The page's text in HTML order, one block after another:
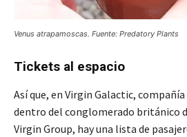
Venus atrapamoscas. Fuente: Predatory Plants
Tickets al espacio
Así que, en Virgin Galactic,
dentro del conglomerado británico
Virgin Group, hay una lista de